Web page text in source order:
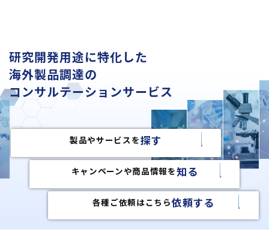
研究開発用途に特化した
海外製品調達の
コンサルテーションサービス